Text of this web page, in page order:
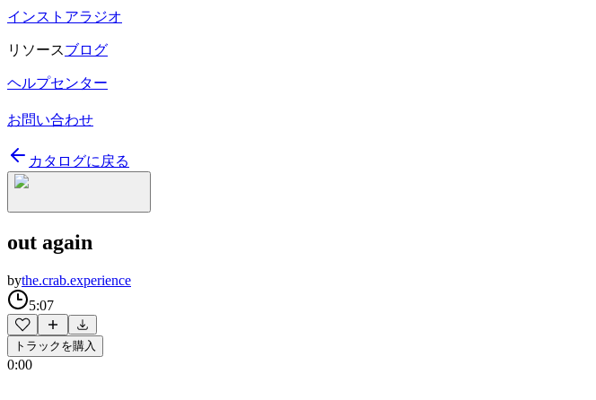
インストアラジオ
リソースブログ
ヘルプセンター
お問い合わせ
カタログに戻る
out again
bythe.crab.experience
5:07
トラックを購入
0:00